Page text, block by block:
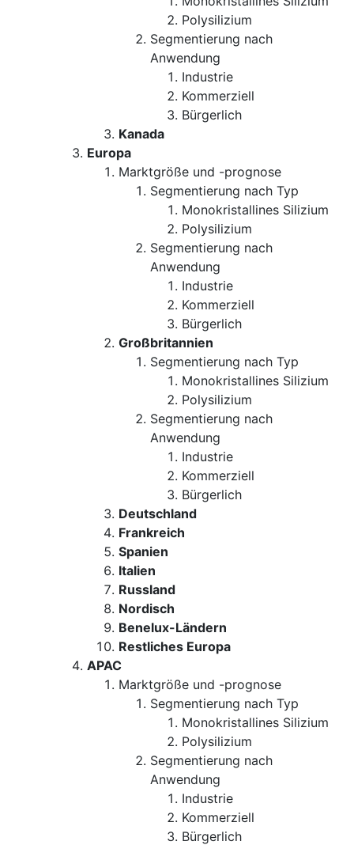
Polysilizium
Segmentierung nach
Anwendung
Industrie
Kommerziell
Bürgerlich
Kanada
Europa
Marktgröße und -prognose
Segmentierung nach Typ
Monokristallines Silizium
Polysilizium
Segmentierung nach
Anwendung
Industrie
Kommerziell
Bürgerlich
Großbritannien
Segmentierung nach Typ
Monokristallines Silizium
Polysilizium
Segmentierung nach
Anwendung
Industrie
Kommerziell
Bürgerlich
Deutschland
Frankreich
Spanien
Italien
Russland
Nordisch
Benelux-Ländern
Restliches Europa
APAC
Marktgröße und -prognose
Segmentierung nach Typ
Monokristallines Silizium
Polysilizium
Segmentierung nach
Anwendung
Industrie
Kommerziell
Bürgerlich